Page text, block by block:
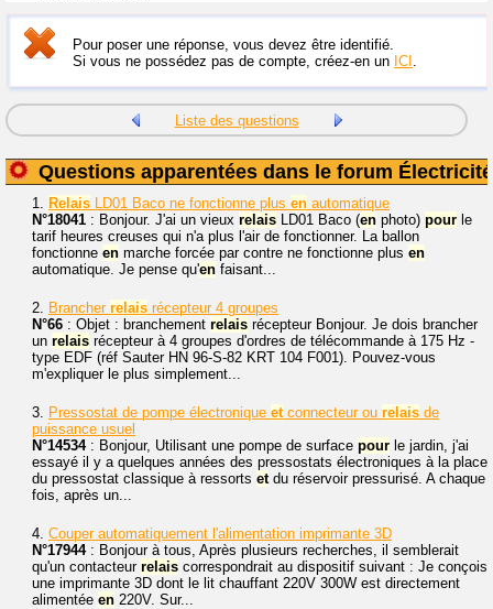
Pour poser une réponse, vous devez être identifié.
Si vous ne possédez pas de compte, créez-en un ICI .
Liste des questions
Questions apparentées dans le forum Électricité
1. Relais LD01 Baco ne fonctionne plus en automatique
N°18041 : Bonjour. J'ai un vieux relais LD01 Baco (en photo) pour le
tarif heures creuses qui n'a plus l'air de fonctionner. La ballon
fonctionne en marche forcée par contre ne fonctionne plus en
automatique. Je pense qu'en faisant...
2. Brancher relais récepteur 4 groupes
N°66 : Objet : branchement relais récepteur Bonjour. Je dois brancher
un relais récepteur à 4 groupes d'ordres de télécommande à 175 Hz -
type EDF (réf Sauter HN 96-S-82 KRT 104 F001). Pouvez-vous
m'expliquer le plus simplement...
3. Pressostat de pompe électronique etconnecteur ou relais de
puissance usuel
N°14534: Bonjour, Utilisant une pompe de surface pour le jardin, j'ai
essayé il y a quelques années des pressostats électroniques à la place
du pressostat classique à ressorts etdu réservoir pressurisé. A chaque
fois, après un...
4. Couper automatiquement l'alimentation imprimante 3D
N°17944: Bonjour à tous, Après plusieurs recherches, il semblerait
qu'un contacteur relais correspondrait au dispositif suivant : Je conçois
une imprimante 3D dont le lit chauffant 220V 300W est directement
alimentée en 220V. Sur...